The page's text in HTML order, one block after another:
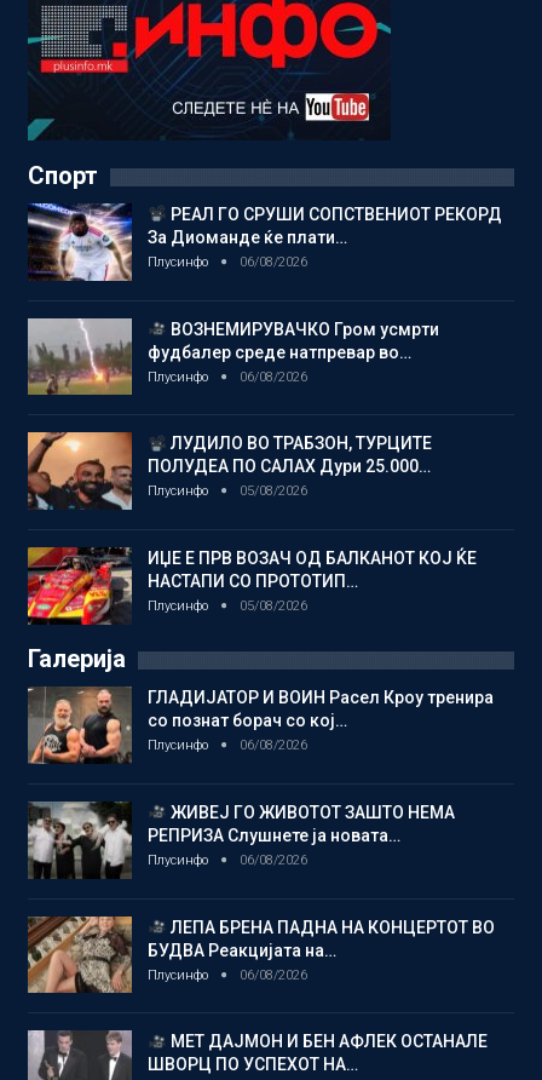
Спорт
РЕАЛ ГО СРУШИ СОПСТВЕНИОТ РЕКОРД
За Диоманде ќе плати…
Плусинфо 06/08/2026
ВОЗНЕМИРУВАЧКО Гром усмрти
фудбалер среде натпревар во…
Плусинфо 06/08/2026
ЛУДИЛО ВО ТРАБЗОН, ТУРЦИТЕ
ПОЛУДЕА ПО САЛАХ Дури 25.000…
Плусинфо 05/08/2026
ИЏЕ Е ПРВ ВОЗАЧ ОД БАЛКАНОТ КОЈ ЌЕ
НАСТАПИ СО ПРОТОТИП…
Плусинфо 05/08/2026
Галерија
ГЛАДИЈАТОР И ВОИН Расел Кроу тренира
со познат борач со кој…
Плусинфо 06/08/2026
ЖИВЕЈ ГО ЖИВОТОТ ЗАШТО НЕМА
РЕПРИЗА Слушнете ја новата…
Плусинфо 06/08/2026
ЛЕПА БРЕНА ПАДНА НА КОНЦЕРТОТ ВО
БУДВА Реакцијата на…
Плусинфо 06/08/2026
МЕТ ДАЈМОН И БЕН АФЛЕК ОСТАНАЛЕ
ШВОРЦ ПО УСПЕХОТ НА…